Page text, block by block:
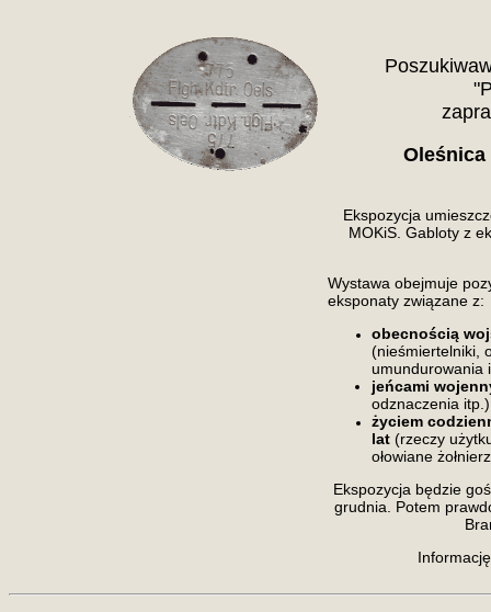
Oleśnica
Ekspozycja
MOKiS. Gabloty z
Wystawa obejmuje
eksponaty związane z:
obecnością
(nieśmiertelniki,
umundurowania
jeńcami
odznaczenia
życiem
lat(rzeczy
ołowiane
Ekspozycja będzie
grudnia. Potem